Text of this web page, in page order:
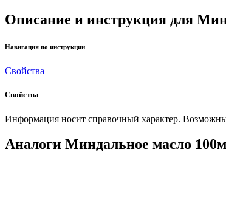
Описание и инструкция для
Навигация по инструкции
Свойства
Свойства
Информация носит справочный характер. Возможны
Аналоги Миндальное масло